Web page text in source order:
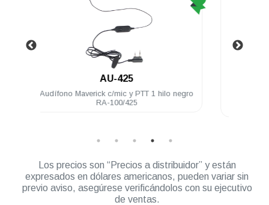
LAH84KDC8AA4AN
Radio portátil análogo Motorola A8 16 Ch 5
Watts VHF 150-174 Mhz NKP
Los precios son “Precios a distribuidor” y están
expresados en dólares americanos, pueden variar sin
previo aviso, asegúrese verificándolos con su ejecutivo
de ventas.